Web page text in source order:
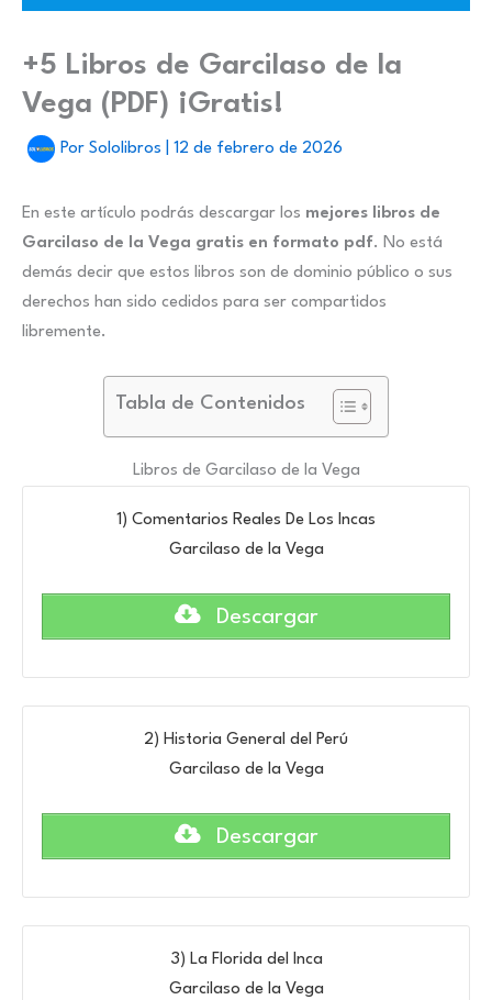
+5 Libros de Garcilaso de la
Vega (PDF) ¡Gratis!
Por Sololibros 12 de febrero de 2026
En este artículo podrás descargar los mejores libros de
Garcilaso de la Vega gratis en formato pdf. No está
demás decir que estos libros son de dominio público o sus
derechos han sido cedidos para ser compartidos
libremente.
Tabla de Contenidos
Libros de Garcilaso de la Vega
1) Comentarios Reales De Los Incas
Garcilaso de la Vega
Descargar
2) Historia General del Perú
Garcilaso de la Vega
Descargar
3) La Florida del Inca
Garcilaso de la Vega